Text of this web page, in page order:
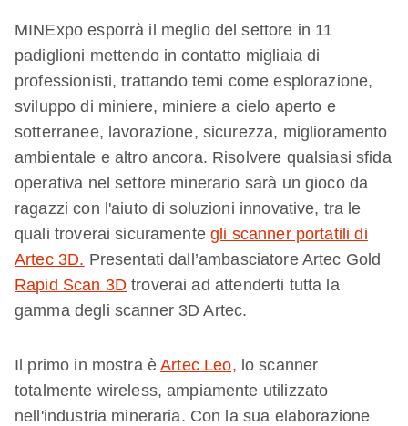
MINExpo esporrà il meglio del settore in 11
padiglioni mettendo in contatto migliaia di
professionisti, trattando temi come esplorazione,
sviluppo di miniere, miniere a cielo aperto e
sotterranee, lavorazione, sicurezza, miglioramento
ambientale e altro ancora. Risolvere qualsiasi sfida
operativa nel settore minerario sarà un gioco da
ragazzi con l'aiuto di soluzioni innovative, tra le
quali troverai sicuramentegli scanner portatili di
Artec 3D. Presentati dall’ambasciatore Artec Gold
Rapid Scan 3Dtroverai ad attenderti tutta la
gamma degli scanner 3D Artec.
Il primo in mostra èArtec Leo, lo scanner
totalmente wireless, ampiamente utilizzato
nell'industria mineraria. Con la sua elaborazione